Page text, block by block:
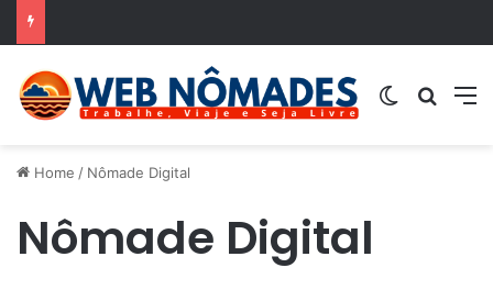
Switch skin
Home / Nômade Digital
Nômade Digital